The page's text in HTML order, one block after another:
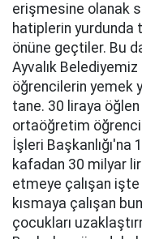
erişmesine olanak
hatiplerin
önüne geçtiler. Bu
Ayvalık
öğrencilerin yemek
tane. 30 liraya
ortaöğretim
İşleri Başkanlığı'na
kafadan 30 milyar
etmeye çalışan işte
kısmaya çalışan
çocukları